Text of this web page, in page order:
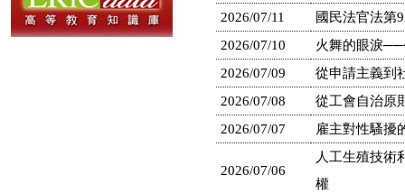
2026/07/11
國民法官法第
2026/07/10
火舞的眼淚──
2026/07/09
從申請主義到
2026/07/08
從工會自治原
2026/07/07
雇主對性騷擾
2026/07/06
人工生殖技術
權